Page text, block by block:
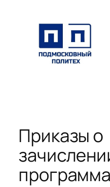
содержимому
Приказы о